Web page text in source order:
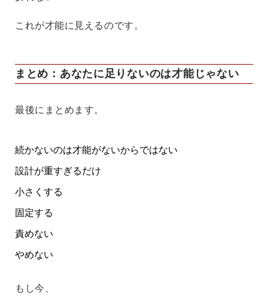
これが才能に見えるのです。
まとめ：あなたに足りないのは才能じゃない
最後にまとめます。
続かないのは才能がないからではない
設計が重すぎるだけ
小さくする
固定する
責めない
やめない
もし今、